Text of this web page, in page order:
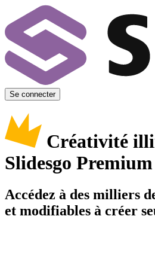
Se connecter
Créativité
Slidesgo Premium
Accédez à des milliers
et modifiables à créer